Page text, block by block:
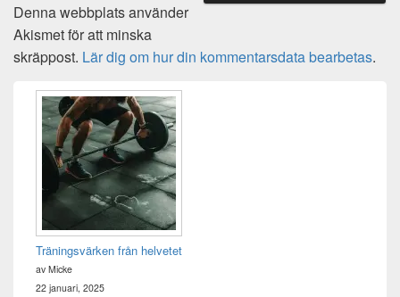
Denna webbplats använder
Akismet för att minska
skräppost. Lär dig om hur din kommentarsdata bearbetas.
Primära
sidofältet
Widget
område
Träningsvärken från helvetet
av Micke
22 januari, 2025